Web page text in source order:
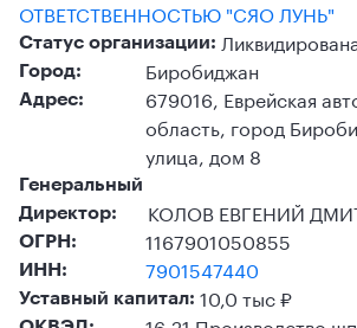
ОТВЕТСТВЕННОСТЬЮ "СЯО ЛУНЬ"
Статус организации:
Город: Биробиджан
Адрес:
679016, Еврейская
область, город
улица, дом 8
Генеральный
Директор:
КОЛОВ ЕВГЕНИЙ
ОГРН: 1167901050855
ИНН: 7901547440
Уставный капитал: 10,0 тыс ₽